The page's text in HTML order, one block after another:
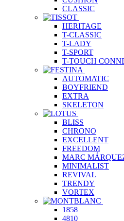
CLASSIC
HERITAGE
T-CLASSIC
T-LADY
T-SPORT
T-TOUCH
AUTOMATIC
BOYFRIEND
EXTRA
SKELETON
BLISS
CHRONO
EXCELLENT
FREEDOM
MARC
MINIMALIST
REVIVAL
TRENDY
VORTEX
1858
4810